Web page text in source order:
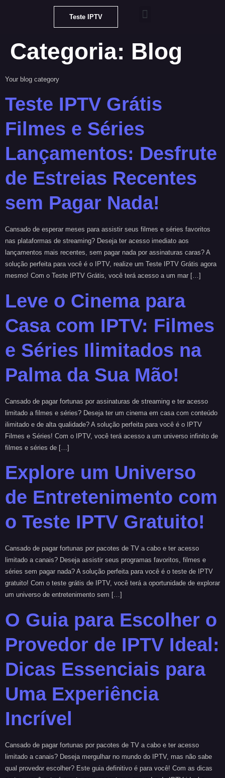
Teste IPTV
Categoria: Blog
Your blog category
Teste IPTV Grátis
Filmes e Séries
Lançamentos: Desfrute
de Estreias Recentes
sem Pagar Nada!
Cansado de esperar meses para assistir seus filmes e séries favoritos
nas plataformas de streaming? Deseja ter acesso imediato aos
lançamentos mais recentes, sem pagar nada por assinaturas caras? A
solução perfeita para você é o IPTV, realize um Teste IPTV Grátis agora
mesmo! Com o Teste IPTV Grátis, você terá acesso a um mar […]
Leve o Cinema para
Casa com IPTV: Filmes
e Séries Ilimitados na
Palma da Sua Mão!
Cansado de pagar fortunas por assinaturas de streaming e ter acesso
limitado a filmes e séries? Deseja ter um cinema em casa com conteúdo
ilimitado e de alta qualidade? A solução perfeita para você é o IPTV
Filmes e Séries! Com o IPTV, você terá acesso a um universo infinito de
filmes e séries de […]
Explore um Universo
de Entretenimento com
o Teste IPTV Gratuito!
Cansado de pagar fortunas por pacotes de TV a cabo e ter acesso
limitado a canais? Deseja assistir seus programas favoritos, filmes e
séries sem pagar nada? A solução perfeita para você é o teste de IPTV
gratuito! Com o teste grátis de IPTV, você terá a oportunidade de explorar
um universo de entretenimento sem […]
O Guia para Escolher o
Provedor de IPTV Ideal:
Dicas Essenciais para
Uma Experiência
Incrível
Cansado de pagar fortunas por pacotes de TV a cabo e ter acesso
limitado a canais? Deseja mergulhar no mundo do IPTV, mas não sabe
qual provedor escolher? Este guia definitivo é para você! Com as dicas